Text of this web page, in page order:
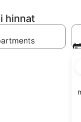
hinnat